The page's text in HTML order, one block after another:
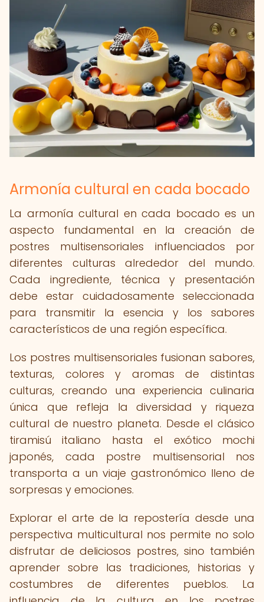
Armonía cultural en cada bocado
La armonía cultural en cada bocado es un
aspecto fundamental en la creación de
postres multisensoriales influenciados por
diferentes culturas alrededor del mundo.
Cada ingrediente, técnica y presentación
debe estar cuidadosamente seleccionada
para transmitir la esencia y los sabores
característicos de una región específica.
Los postres multisensoriales fusionan sabores,
texturas, colores y aromas de distintas
culturas, creando una experiencia culinaria
única que refleja la diversidad y riqueza
cultural de nuestro planeta. Desde el clásico
tiramisú italiano hasta el exótico mochi
japonés, cada postre multisensorial nos
transporta a un viaje gastronómico lleno de
sorpresas y emociones.
Explorar el arte de la repostería desde una
perspectiva multicultural nos permite no solo
disfrutar de deliciosos postres, sino también
aprender sobre las tradiciones, historias y
costumbres de diferentes pueblos. La